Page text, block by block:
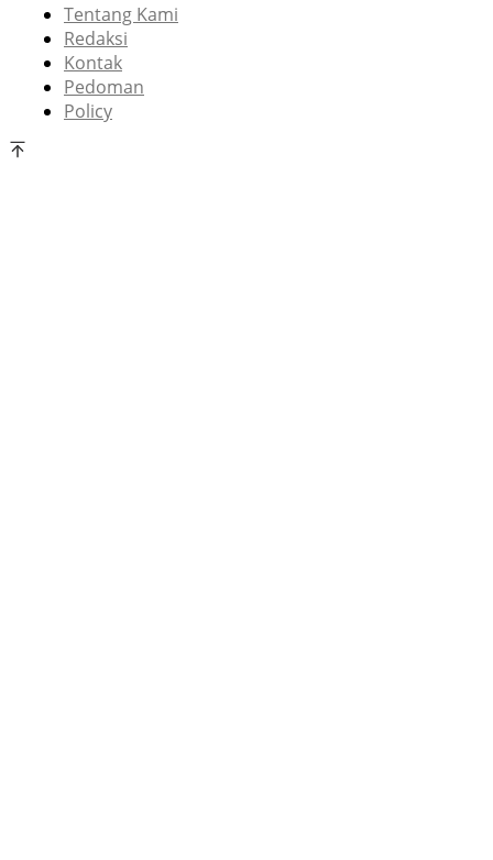
Tentang Kami
Redaksi
Kontak
Pedoman
Policy